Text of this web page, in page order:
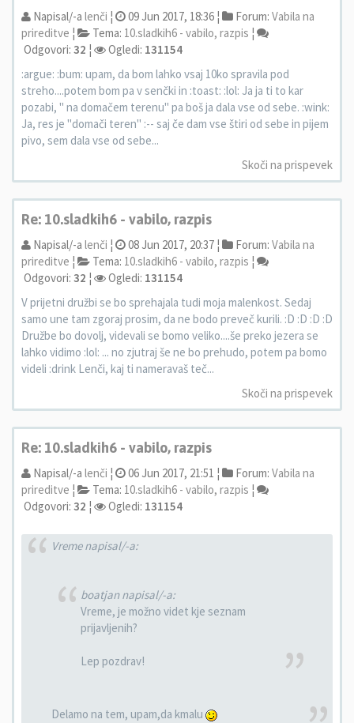
Napisal/-a lenči ¦ 09 Jun 2017, 18:36 ¦ Forum: Vabila na
prireditve ¦ Tema: 10.sladkih6 - vabilo, razpis ¦
Odgovori: 32 ¦ Ogledi: 131154
:argue: :bum: upam, da bom lahko vsaj 10ko spravila pod
streho....potem bom pa v senčki in :toast: :lol: Ja ja ti to kar
pozabi, " na domačem terenu" pa boš ja dala vse od sebe. :wink:
Ja, res je "domači teren" :-- saj če dam vse štiri od sebe in pijem
pivo, sem dala vse od sebe...
Skoči na prispevek
Re: 10.sladkih6 - vabilo, razpis
Napisal/-a lenči ¦ 08 Jun 2017, 20:37 ¦ Forum: Vabila na
prireditve ¦ Tema: 10.sladkih6 - vabilo, razpis ¦
Odgovori: 32 ¦ Ogledi: 131154
V prijetni družbi se bo sprehajala tudi moja malenkost. Sedaj
samo une tam zgoraj prosim, da ne bodo preveč kurili. :D :D :D :D
Družbe bo dovolj, videvali se bomo veliko....še preko jezera se
lahko vidimo :lol: ... no zjutraj še ne bo prehudo, potem pa bomo
videli :drink Lenči, kaj ti nameravaš teč...
Skoči na prispevek
Re: 10.sladkih6 - vabilo, razpis
Napisal/-a lenči ¦ 06 Jun 2017, 21:51 ¦ Forum: Vabila na
prireditve ¦ Tema: 10.sladkih6 - vabilo, razpis ¦
Odgovori: 32 ¦ Ogledi: 131154
Vreme napisal/-a:
boatjan napisal/-a:
Vreme, je možno videt kje seznam
prijavljenih?
Lep pozdrav!
Delamo na tem, upam,da kmalu